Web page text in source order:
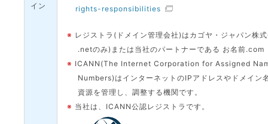
イン
rights-responsibilities
※ レジストラ(ドメイン管理会社)はカゴヤ・ジャパン株
.netのみ)または当社のパートナーである お名前.com
※ ICANN(The Internet Corporation for Assigned
Numbers)はインターネットのIPアドレスやドメイン
資源を管理し、調整する機関です。
※ 当社は、ICANN公認レジストラです。